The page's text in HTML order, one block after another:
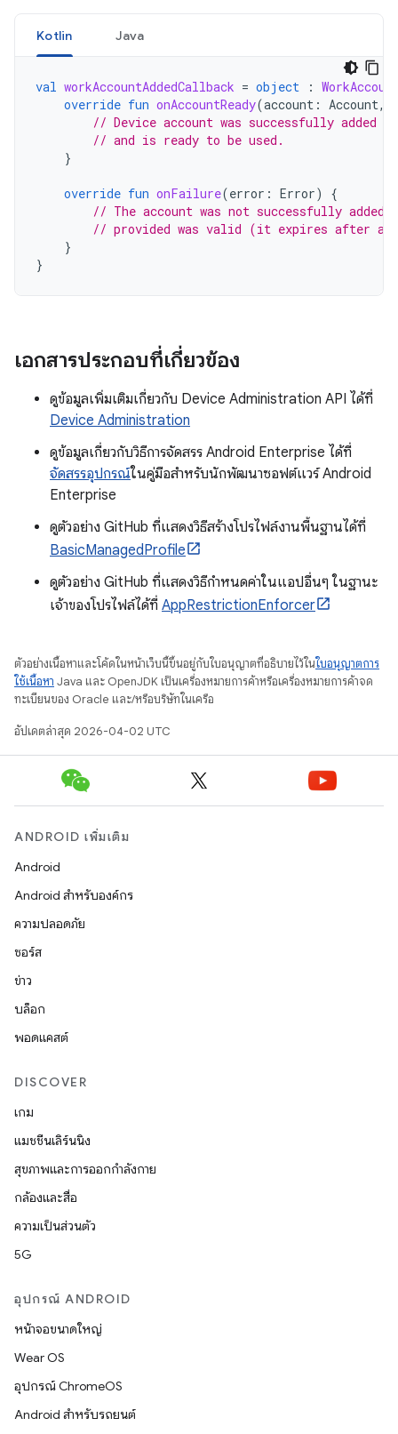
Kotlin Java
val workAccountAddedCallback = object :
override fun onAccountReady(account : Account,
// Device account was successfully added
// and is ready to be used.
}
override fun onFailure(error : Error)
{
// The account was not successfully
// provided was valid (it expires after a
}
}
เอกสารประกอบที่เกี่ยวข้อง
ดูข้อมูลเพิ่มเติมเกี่ยวกับ Device Administration API ได้ที่
Device Administration
ดูข้อมูลเกี่ยวกับวิธีการจัดสรร Android Enterprise ได้ที่
จัดสรรอุปกรณ์ในคู่มือสำหรับนักพัฒนาซอฟต์แวร์ Android
Enterprise
ดูตัวอย่าง GitHub ที่แสดงวิธีสร้างโปรไฟล์งานพื้นฐานได้ที่
BasicManagedProfile
ดูตัวอย่าง GitHub ที่แสดงวิธีกำหนดค่าในแอปอื่นๆ ในฐานะ
เจ้าของโปรไฟล์ได้ที่ AppRestrictionEnforcer
ตัวอย่างเนื้อหาและโค้ดในหน้าเว็บนี้ขึ้นอยู่กับใบอนุญาตที่อธิบายไว้ในใบอนุญาตการ
ใช้เนื้อหา Java และ OpenJDK เป็นเครื่องหมายการค้าหรือเครื่องหมายการค้าจด
ทะเบียนของ Oracle และ/หรือบริษัทในเครือ
อัปเดตล่าสุด 2026-04-02 UTC
ANDROID เพิ่มเติม
Android
Android สำหรับองค์กร
ความปลอดภัย
ซอร์ส
ข่าว
บล็อก
พอดแคสต์
DISCOVER
เกม
แมชชีนเลิร์นนิง
สุขภาพและการออกกำลังกาย
กล้องและสื่อ
ความเป็นส่วนตัว
5G
อุปกรณ์ ANDROID
หน้าจอขนาดใหญ่
Wear OS
อุปกรณ์ ChromeOS
Android สำหรับรถยนต์